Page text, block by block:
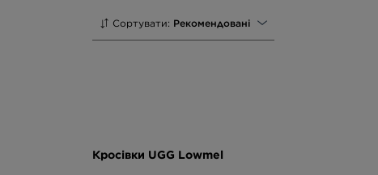
Сортувати: Рекомендовані
Кросівки UGG Lowmel